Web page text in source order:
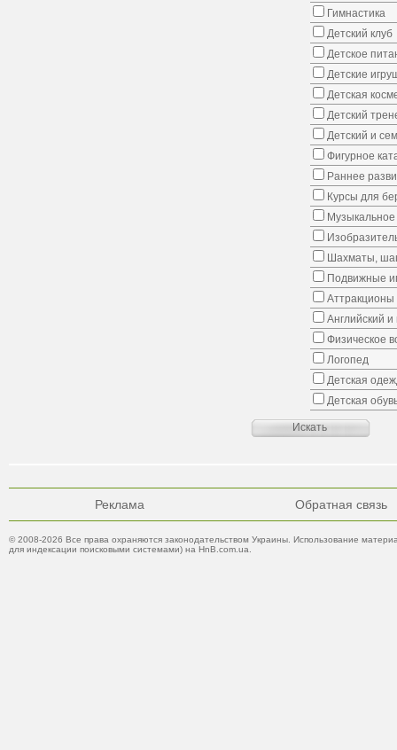
Гимнастика
Детский клуб
Детское
Детские
Детская
Детский
Детский и
Фигурное
Раннее
Курсы для
Шахматы,
Подвижные
Аттракционы
Английский
Физическое
Логопед
Детская
Детская
Реклама Обратная связь
© 2008-2026 Все права охраняются законодательством Украины. Использование
для индексации поисковыми системами) на HnB.com.ua.